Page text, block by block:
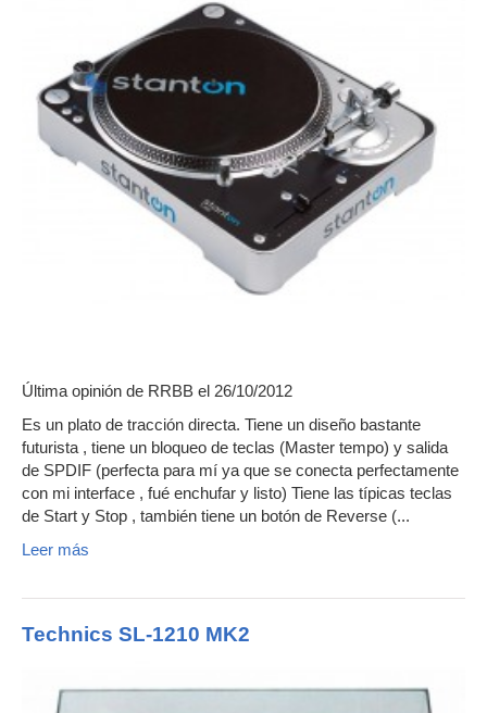
Última opinión de RRBB el 26/10/2012
Es un plato de tracción directa. Tiene un diseño bastante
futurista , tiene un bloqueo de teclas (Master tempo) y salida
de SPDIF (perfecta para mí ya que se conecta perfectamente
con mi interface , fué enchufar y listo) Tiene las típicas teclas
de Start y Stop , también tiene un botón de Reverse (...
Leer más
Technics SL-1210 MK2